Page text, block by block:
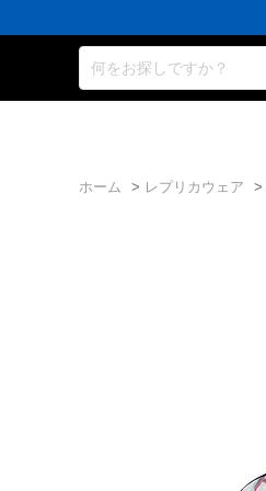
何をお探しですか？
ホーム > レプリカウェア >